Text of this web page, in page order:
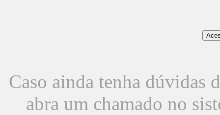
Caso ainda tenha dúvidas
abra um chamado no